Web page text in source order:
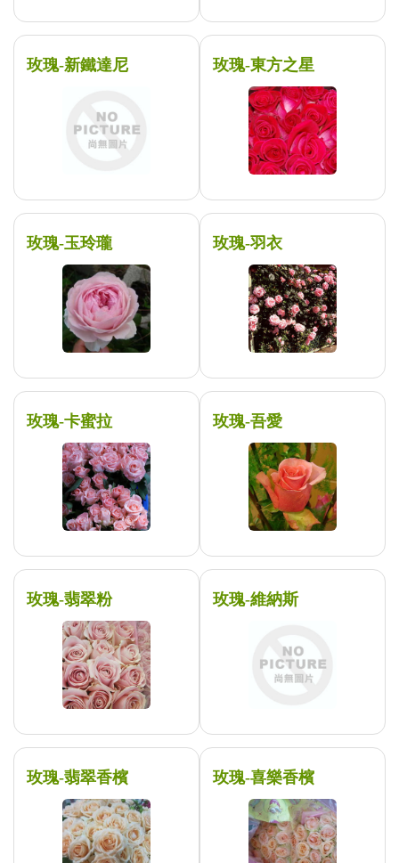
玫瑰-新鐵達尼 玫瑰-東方之星
玫瑰-玉玲瓏 玫瑰-羽衣
玫瑰-卡蜜拉 玫瑰-吾愛
玫瑰-翡翠粉 玫瑰-維納斯
玫瑰-翡翠香檳 玫瑰-喜樂香檳